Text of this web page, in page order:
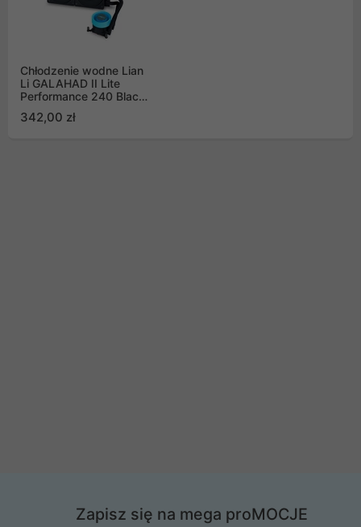
Chłodzenie wodne Lian
Li GALAHAD II Lite
Performance 240 Black
342,00 zł
Zapisz się na mega proMOCJE